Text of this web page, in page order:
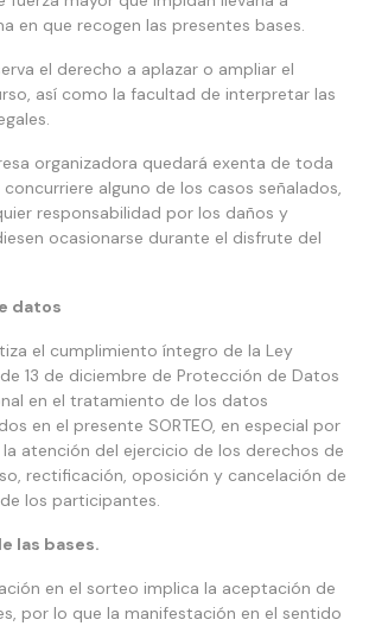
en que recogen las presentes bases.
el derecho a aplazar o ampliar el
así como la facultad de interpretar las
organizadora quedará exenta de toda
alguno de los casos señalados,
responsabilidad por los daños y
ocasionarse durante el disfrute del
datos
el cumplimiento íntegro de la Ley
de 13 de diciembre de Protección de Datos
en el tratamiento de los datos
en el presente SORTEO, en especial por
atención del ejercicio de los derechos de
rectificación, oposición y cancelación de
los participantes.
las bases.
en el sorteo implica la aceptación de
por lo que la manifestación en el sentido